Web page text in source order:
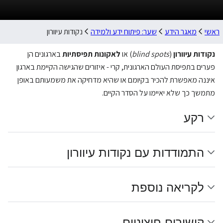
ראשי מאגר הידע שער: פיתוח ידע ולמידה נקודות עיוורון
נקודות עיוורון(
blind spots) אולאקונות תפיסתיותבארגונים הן
פערים בתפיסת העולם הארגונית, קרי - איזורים שהגישה הקיימת בארגון
איננה מאפשרת להכיר בקיומם או שהיא מדחיקה את משמעותם באופן
מתמשך כך שלא יאיימו על הסדר הקיים.
רקע
התמודדות עם נקודות עיוורון
לקריאה נוספת